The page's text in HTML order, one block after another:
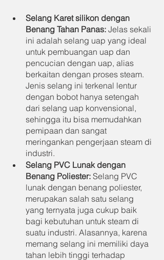
Selang Karet silikon dengan
Benang Tahan Panas: Jelas sekali
ini adalah selang uap yang ideal
untuk pembuangan uap dan
pencucian dengan uap, alias
berkaitan dengan proses steam.
Jenis selang ini terkenal lentur
dengan bobot hanya setengah
dari selang uap konvensional,
sehingga itu bisa memudahkan
pemipaan dan sangat
meringankan pengerjaan steam di
industri.
Selang PVC Lunak dengan
Benang Poliester: Selang PVC
lunak dengan benang poliester,
merupakan salah satu selang
yang ternyata juga cukup baik
bagi kebutuhan untuk steam di
suatu industri. Alasannya, karena
memang selang ini memiliki daya
tahan lebih tinggi terhadap